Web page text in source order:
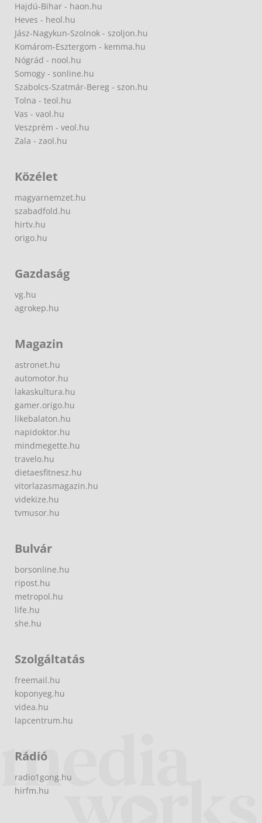
Hajdú-Bihar - haon.hu
Heves - heol.hu
Jász-Nagykun-Szolnok - szoljon.hu
Komárom-Esztergom - kemma.hu
Nógrád - nool.hu
Somogy - sonline.hu
Szabolcs-Szatmár-Bereg - szon.hu
Tolna - teol.hu
Vas - vaol.hu
Veszprém - veol.hu
Zala - zaol.hu
Közélet
magyarnemzet.hu
szabadfold.hu
hirtv.hu
origo.hu
Gazdaság
vg.hu
agrokep.hu
Magazin
astronet.hu
automotor.hu
lakaskultura.hu
gamer.origo.hu
likebalaton.hu
napidoktor.hu
mindmegette.hu
travelo.hu
dietaesfitnesz.hu
vitorlazasmagazin.hu
videkize.hu
tvmusor.hu
Bulvár
borsonline.hu
ripost.hu
metropol.hu
life.hu
she.hu
Szolgáltatás
freemail.hu
koponyeg.hu
videa.hu
lapcentrum.hu
Rádió
radio1gong.hu
hirfm.hu